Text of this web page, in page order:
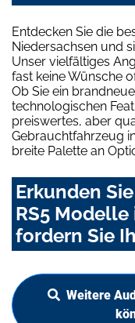
Entdecken Sie die
Niedersachsen und
Unser vielfältiges
fast keine Wünsche
Ob Sie ein
technologischen
preiswertes, aber
Gebrauchtfahrzeug
breite Palette an
Erkunden
RS5
fordern Sie
Weitere